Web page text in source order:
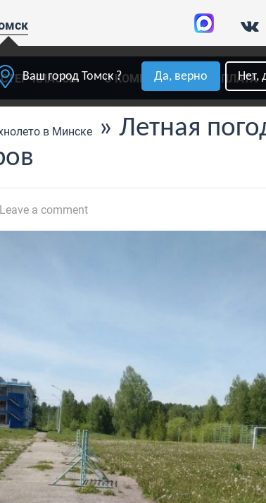
Ваш город Томск ? Да, верно Нет,
КЛАССЫ О КОМПАНИИ ОПЛАТА
в Минске
» Летная
Leave a comment